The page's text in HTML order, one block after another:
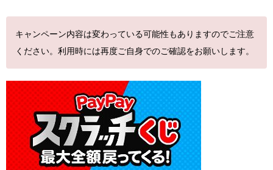
キャンペーン内容は変わっている可能性もありますのでご注意
ください。利用時には再度ご自身でのご確認をお願いします。